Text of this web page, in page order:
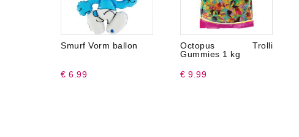
Smurf Vorm ballon
€ 6.99
Octopus Trolli
Gummies 1 kg
€ 9.99